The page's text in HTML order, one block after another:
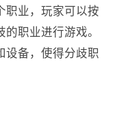
职业，玩家可以按
职业进行游戏。
设备，使得分歧职